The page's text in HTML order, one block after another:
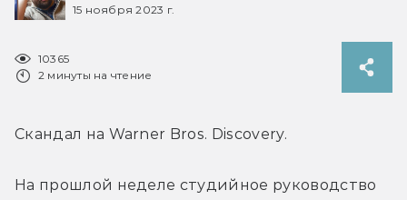
15 ноября 2023 г.
10365
2 минуты на чтение
Скандал на Warner Bros. Discovery.